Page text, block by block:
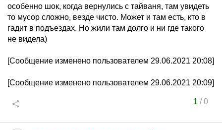
особенно шок, когда вернулись с тайваня, там увидеть
то мусор сложно, везде чисто. Может и там есть, кто в
гадит в подъездах. Но жили там долго и ни где такого
не видела)
[Сообщение изменено пользователем 29.06.2021 20:08]
[Сообщение изменено пользователем 29.06.2021 20:09]
1 /0